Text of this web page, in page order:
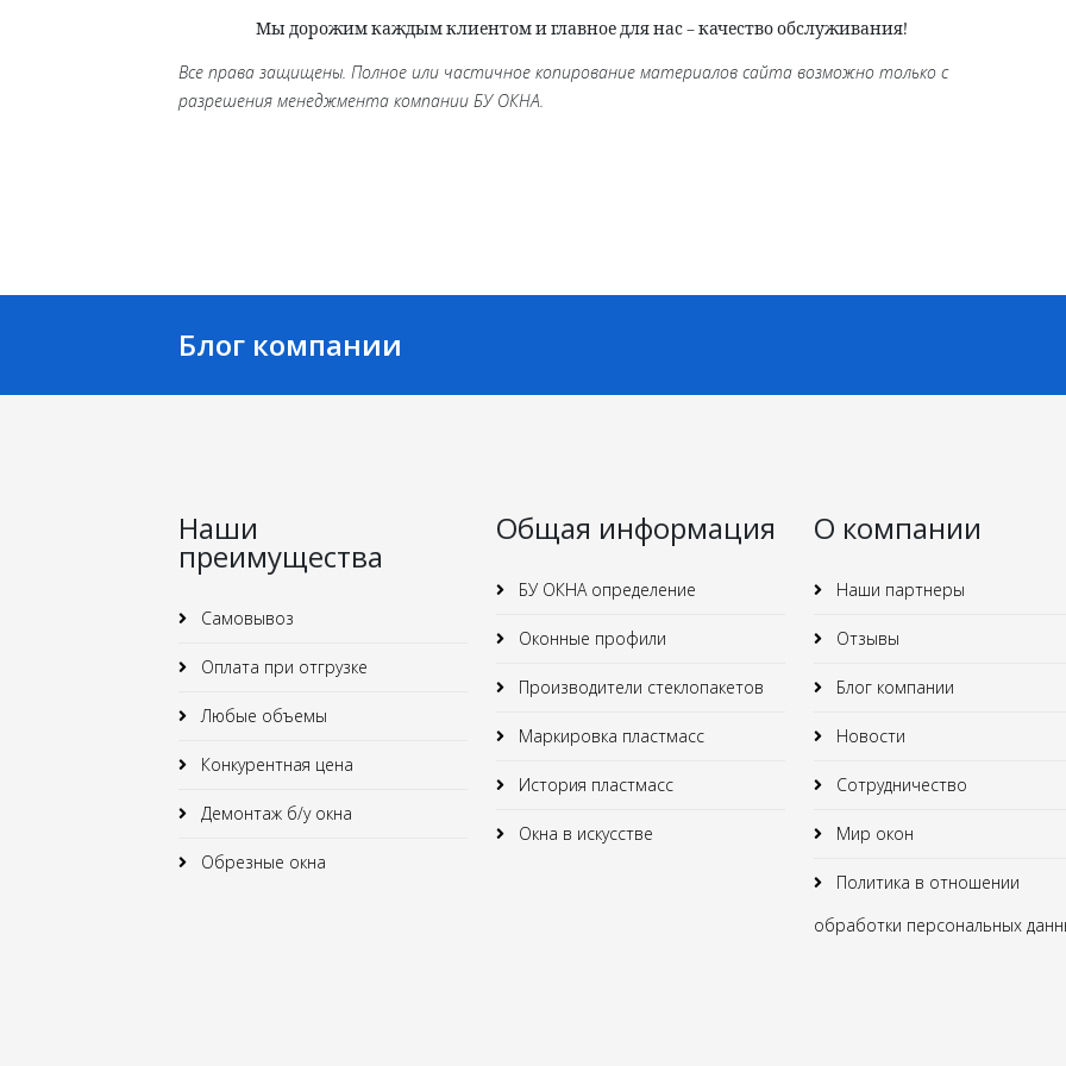
Мы дорожим каждым клиентом и главное для нас – качество обслуживания!
Все права защищены. Полное или частичное копирование материалов сайта возможно только с
разрешения менеджмента компании БУ ОКНА.
Блог компании
Наши
преимущества
Самовывоз
Оплата при отгрузке
Любые объемы
Конкурентная цена
Демонтаж б/у окна
Обрезные окна
Общая информация
БУ ОКНА определение
Оконные профили
Производители стеклопакетов
Маркировка пластмасс
История пластмасс
Окна в искусстве
О компании
Наши партнеры
Отзывы
Блог компании
Новости
Сотрудничество
Мир окон
Политика в отношении
обработки персональных